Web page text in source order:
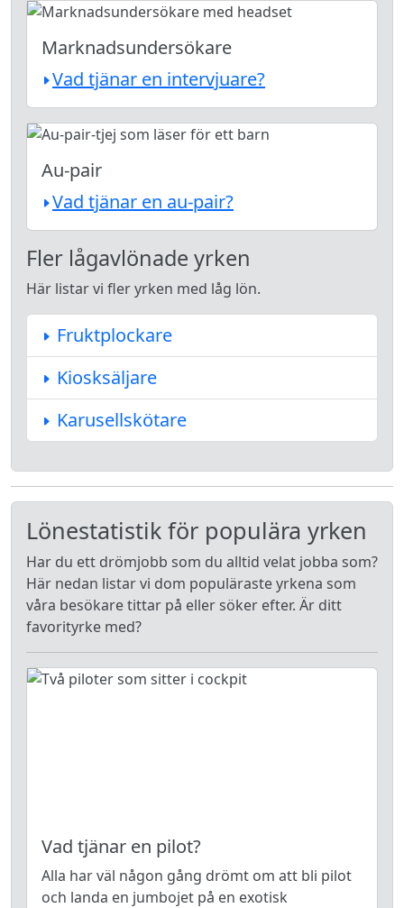
Marknadsundersökare
Vad tjänar en intervjuare?
Au-pair
Vad tjänar en au-pair?
Fler lågavlönade yrken
Här listar vi fler yrken med låg lön.
Fruktplockare
Kiosksäljare
Karusellskötare
Lönestatistik för populära yrken
Har du ett drömjobb som du alltid velat jobba som?
Här nedan listar vi dom populäraste yrkena som
våra besökare tittar på eller söker efter. Är ditt
favorityrke med?
Vad tjänar en pilot?
Alla har väl någon gång drömt om att bli pilot
och landa en jumbojet på en exotisk